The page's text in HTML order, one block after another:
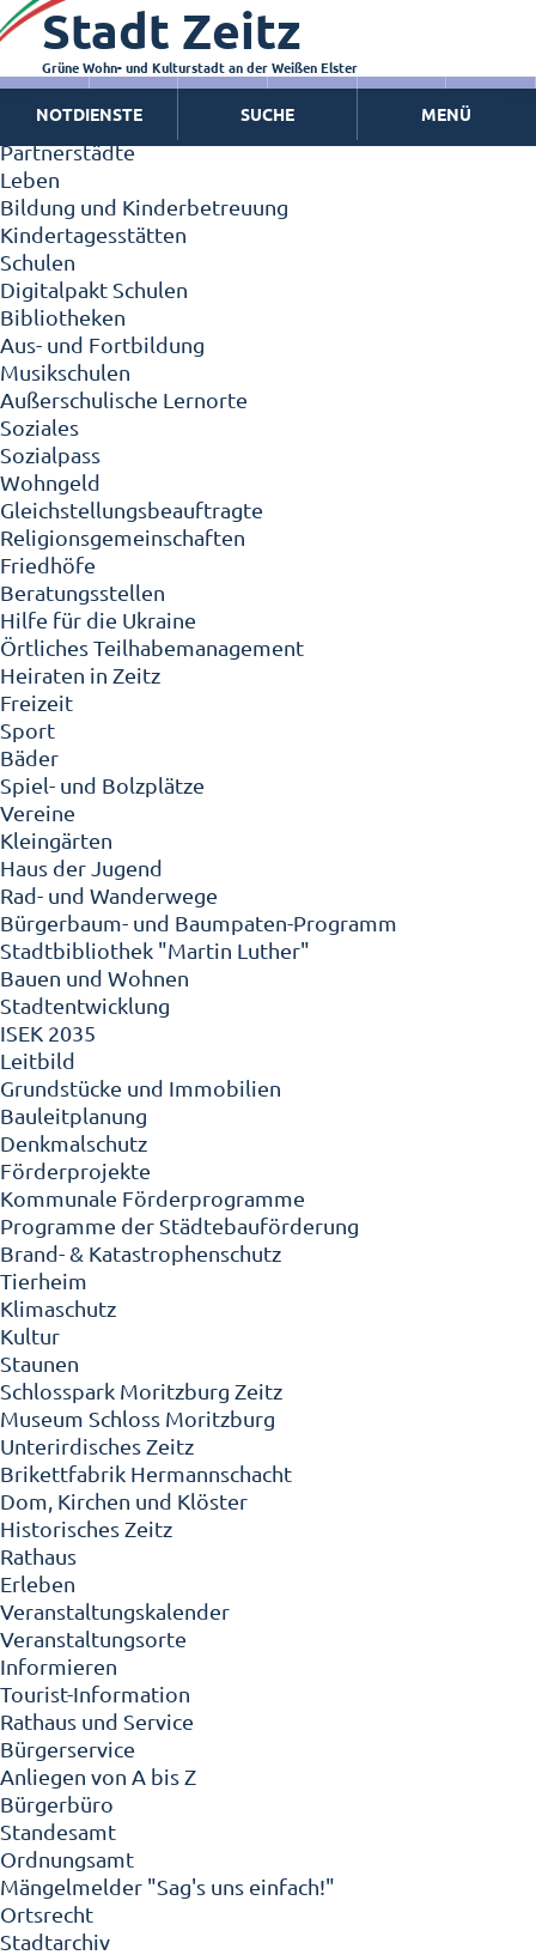
Zeitz - Die Kleinstadt
Willkommen in Zeitz!
Interview mit Oberbürgermeister Christian Thieme
Zeitz - Stadt der Zukunft
Ortschaften
Partnerstädte
Leben
Bildung und Kinderbetreuung
Kindertagesstätten
Schulen
Digitalpakt Schulen
Bibliotheken
Aus- und Fortbildung
Musikschulen
Außerschulische Lernorte
Soziales
Sozialpass
Wohngeld
Gleichstellungsbeauftragte
Religionsgemeinschaften
Friedhöfe
Beratungsstellen
Hilfe für die Ukraine
Örtliches Teilhabemanagement
Heiraten in Zeitz
Freizeit
Sport
Bäder
Spiel- und Bolzplätze
Vereine
Kleingärten
Haus der Jugend
Rad- und Wanderwege
Bürgerbaum- und Baumpaten-Programm
Stadtbibliothek "Martin Luther"
Bauen und Wohnen
Stadtentwicklung
ISEK 2035
Leitbild
Grundstücke und Immobilien
Bauleitplanung
Denkmalschutz
Förderprojekte
Kommunale Förderprogramme
Programme der Städtebauförderung
Brand- & Katastrophenschutz
Tierheim
Klimaschutz
Kultur
Staunen
Schlosspark Moritzburg Zeitz
Museum Schloss Moritzburg
Unterirdisches Zeitz
Brikettfabrik Hermannschacht
Dom, Kirchen und Klöster
Historisches Zeitz
Rathaus
Erleben
Veranstaltungskalender
Veranstaltungsorte
Informieren
Tourist-Information
Rathaus und Service
Bürgerservice
Anliegen von A bis Z
Bürgerbüro
Standesamt
Ordnungsamt
Mängelmelder "Sag's uns einfach!"
Ortsrecht
Stadtarchiv
Stadt Zeitz
Grüne Wohn- und Kulturstadt an der Weißen Elster
NOTDIENSTE SUCHE MENÜ